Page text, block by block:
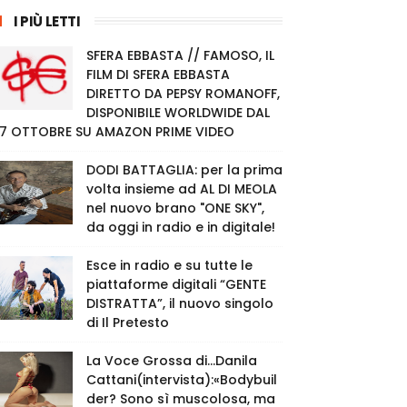
I PIÙ LETTI
SFERA EBBASTA // FAMOSO, IL
FILM DI SFERA EBBASTA
DIRETTO DA PEPSY ROMANOFF,
DISPONIBILE WORLDWIDE DAL
OTTOBRE SU AMAZON PRIME VIDEO
DODI BATTAGLIA: per la prima
volta insieme ad AL DI MEOLA
nel nuovo brano "ONE SKY",
da oggi in radio e in digitale!
Esce in radio e su tutte le
piattaforme digitali “GENTE
DISTRATTA”, il nuovo singolo
di Il Pretesto
La Voce Grossa di…Danila
Cattani(intervista):«Bodybuil
der? Sono sì muscolosa, ma